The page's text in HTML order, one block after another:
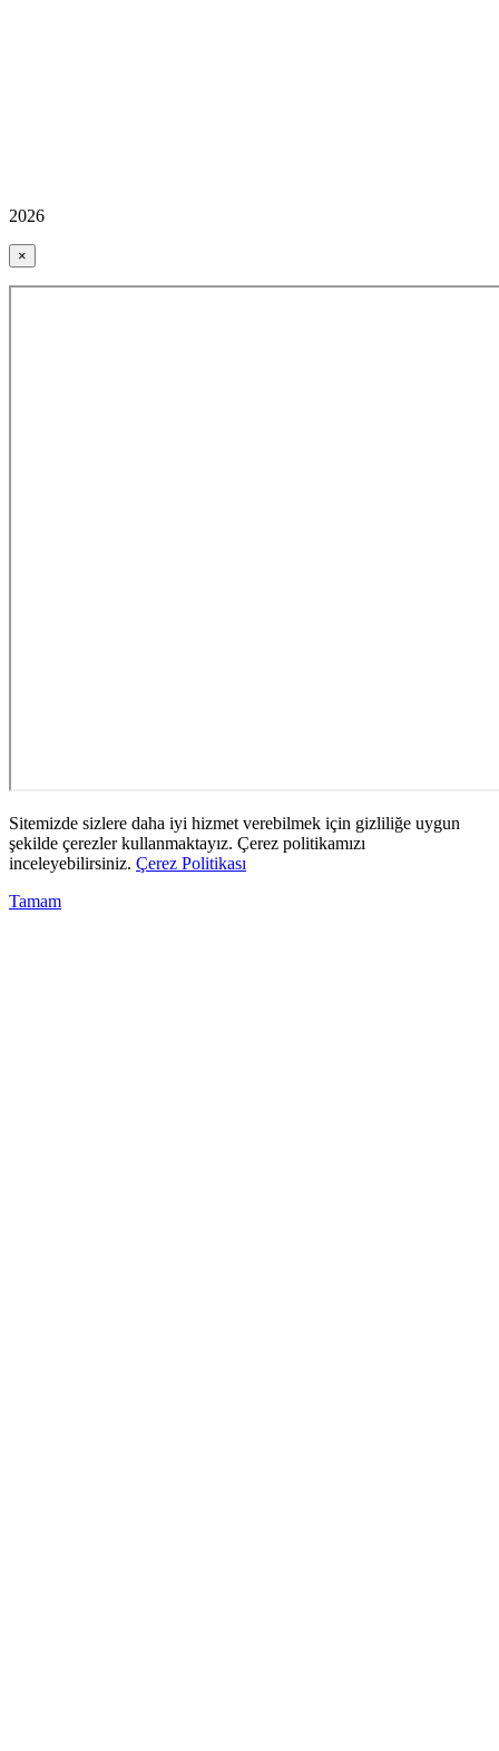
2026
×
Sitemizde sizlere daha iyi hizmet verebilmek için gizliliğe uygun
şekilde çerezler kullanmaktayız. Çerez politikamızı
inceleyebilirsiniz. Çerez Politikası
Tamam